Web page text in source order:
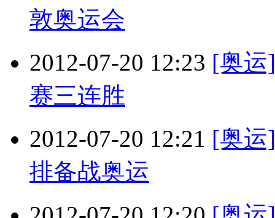
敦奥运会
2012-07-20 12:23 [奥运
赛三连胜
2012-07-20 12:21 [奥运
排备战奥运